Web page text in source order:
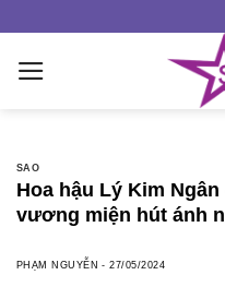
content
SAO
Hoa hậu Lý Kim
vương miện hút ánh
PHẠM NGUYỄN -27/05/2024